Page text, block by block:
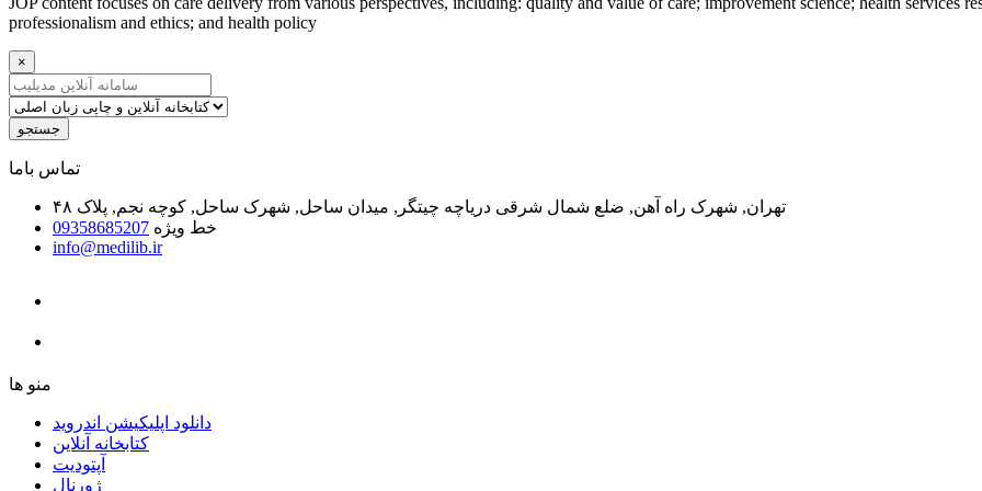
professionalism and ethics; and health policy
×
جستجو
ﺗﻤﺎﺱ ﺑﺎﻣﺎ
تهران, شهرک راه آهن, ضلع شمال شرقی دریاچه چیتگر, میدان ساحل, شهرک ساحل, کوچه نجم, پلاک ۴۸
خط ویژه 09358685207
info@medilib.ir
ﻣﻨﻮ ﻫﺎ
دانلود اپلیکیشن اندروید
ﮐﺘﺎﺑﺨﺎﻧﻪ ﺁﻧﻼﯾﻦ
ﺁﭘﺘﻮﺩﯾﺖ
ﮊﻭﺭﻧﺎﻝ